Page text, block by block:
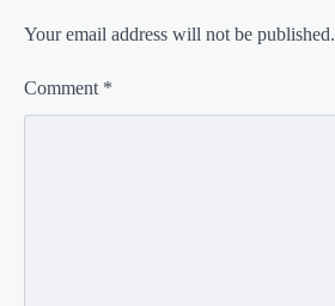
Your email address will not be published.
Comment *